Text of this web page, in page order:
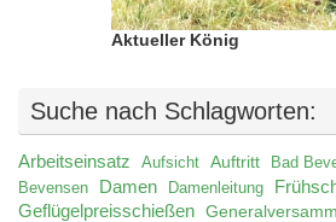
Aktueller König
Suche nach Schlagworten:
Arbeitseinsatz Aufsicht Auftritt Bad
Bevensen
Damen Damenleitung
Geflügelpreisschießen